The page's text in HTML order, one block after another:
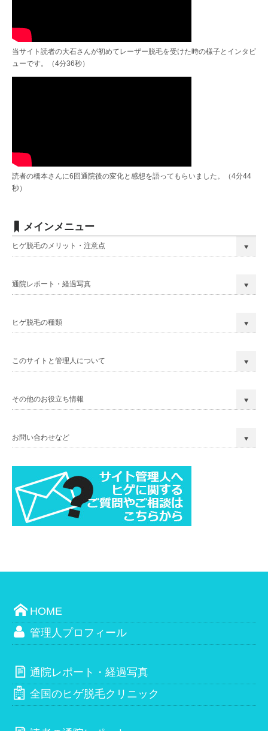
当サイト読者の大石さんが初めてレーザー脱毛を受けた時の様子とインタビ
ューです。（4分36秒）
読者の橋本さんに6回通院後の変化と感想を語ってもらいました。（4分44
秒）
メインメニュー
ヒゲ脱毛のメリット・注意点
通院レポート・経過写真
ヒゲ脱毛の種類
このサイトと管理人について
その他のお役立ち情報
お問い合わせなど
HOME
管理人プロフィール
通院レポート・経過写真
全国のヒゲ脱毛クリニック